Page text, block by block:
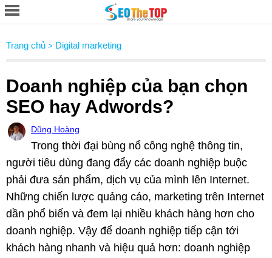
Trang chủ > Digital marketing
Doanh nghiệp của bạn chọn
SEO hay Adwords?
Dũng Hoàng
Trong thời đại bùng nổ công nghệ thông tin,
người tiêu dùng đang đẩy các doanh nghiệp buộc
phải đưa sản phẩm, dịch vụ của mình lên Internet.
Những chiến lược quảng cáo, marketing trên Internet
dần phổ biến và đem lại nhiều khách hàng hơn cho
doanh nghiệp. Vậy để doanh nghiệp tiếp cận tới
khách hàng nhanh và hiệu quả hơn: doanh nghiệp